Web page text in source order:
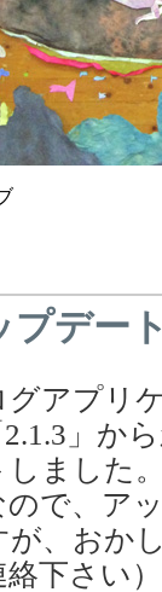
プデー
グアプリ
2.1.3」か
しました
ので、ア
、おか
下さい）